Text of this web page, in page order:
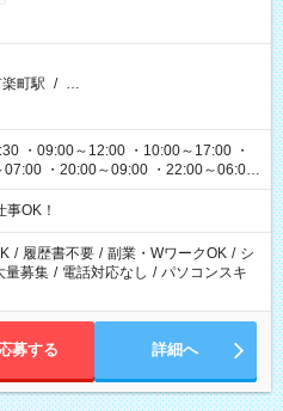
町駅 / …
・09:00～12:00 ・10:00～17:00 ・
・20:00～09:00 ・22:00～06:00
OK！
/ 履歴書不要 / 副業・WワークOK / シ
量募集 / 電話対応なし / パソコンスキ
募する 詳細へ